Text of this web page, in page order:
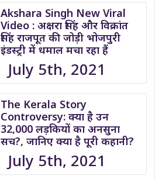
Akshara Singh New Viral
Video : अक्षरा सिंह और विक्रांत
सिंह राजपूत की जोड़ी भोजपुरी
इंडस्ट्री में धमाल मचा रहा हैं
July 5th, 2021
The Kerala Story
Controversy: क्या है उन
32,000 लड़कियों का अनसुना
सच?, जानिए क्या है पूरी कहानी?
July 5th, 2021